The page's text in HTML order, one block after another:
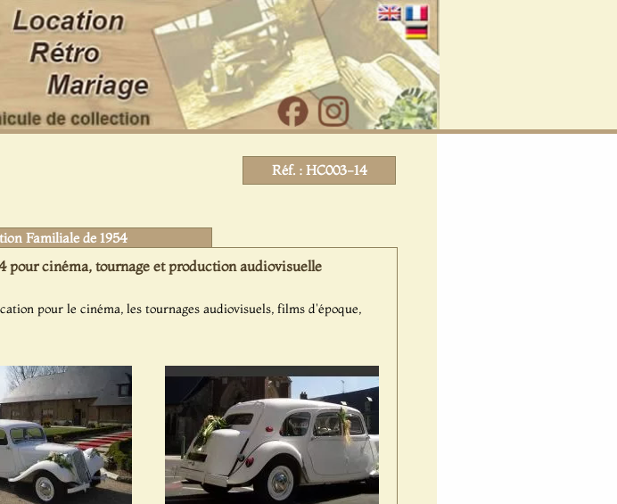
Réf. : HC003-14
Familiale de 1954
pour cinéma, tournage et production audiovisuelle
pour le cinéma, les tournages audiovisuels, films d'époque,